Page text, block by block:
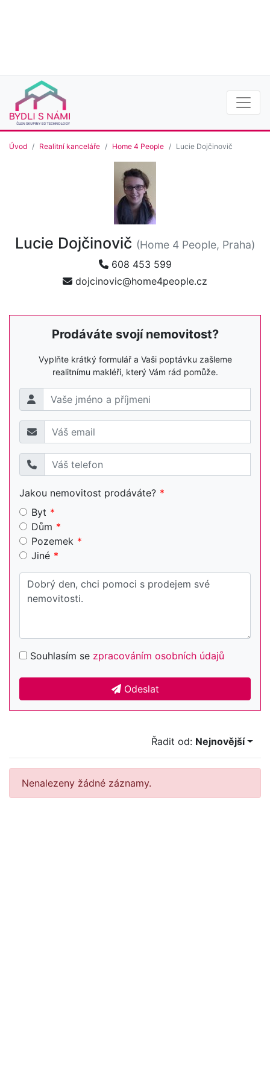
Úvod Realitní kanceláře Home 4 People Lucie Dojčinovič
Lucie Dojčinovič (Home 4 People, Praha)
608 453 599
dojcinovic@home4people.cz
Prodáváte svojí nemovitost?
Vyplňte krátký formulář a Vaši poptávku zašleme
realitnímu makléři, který Vám rád pomůže.
Jakou nemovitost prodáváte?
Byt
Dům
Pozemek
Jiné
Souhlasím se zpracováním osobních údajů
Odeslat
Řadit od: Nejnovější
Nenalezeny žádné záznamy.